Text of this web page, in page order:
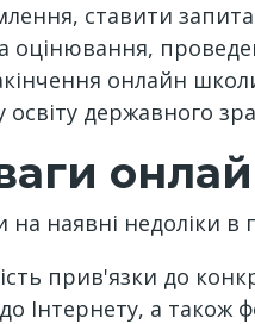
ставити
оцінювання,
онлайн
освіту державного
наявні недоліки в
прив'язки до
Інтернету, а також